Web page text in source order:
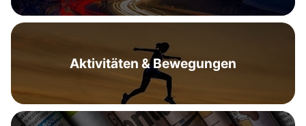
Aktivitäten & Bewegungen